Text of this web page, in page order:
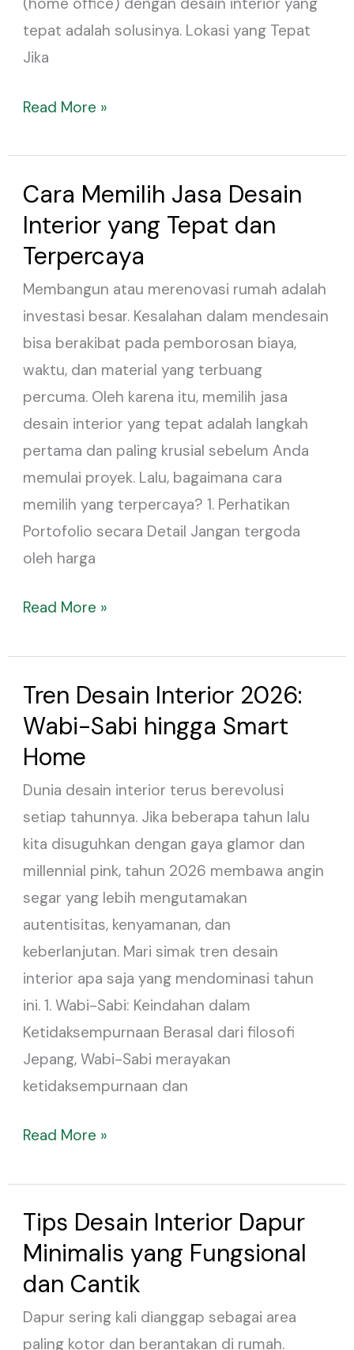
tepat adalah solusinya. Lokasi yang Tepat
Jika
Read More »
Cara Memilih Jasa Desain
Interior yang Tepat dan
Terpercaya
Membangun atau merenovasi rumah adalah
investasi besar. Kesalahan dalam mendesain
bisa berakibat pada pemborosan biaya,
waktu, dan material yang terbuang
percuma. Oleh karena itu, memilih jasa
desain interior yang tepat adalah langkah
pertama dan paling krusial sebelum Anda
memulai proyek. Lalu, bagaimana cara
memilih yang terpercaya? 1. Perhatikan
Portofolio secara Detail Jangan tergoda
oleh harga
Cara
Memilih
Jasa
Desain
Interior
yang
Tepat
dan
Terpercaya
Read More »
Tren Desain Interior 2026:
Wabi-Sabi hingga Smart
Home
Dunia desain interior terus berevolusi
setiap tahunnya. Jika beberapa tahun lalu
kita disuguhkan dengan gaya glamor dan
millennial pink, tahun 2026 membawa angin
segar yang lebih mengutamakan
autentisitas, kenyamanan, dan
keberlanjutan. Mari simak tren desain
interior apa saja yang mendominasi tahun
ini. 1. Wabi-Sabi: Keindahan dalam
Ketidaksempurnaan Berasal dari filosofi
Jepang, Wabi-Sabi merayakan
ketidaksempurnaan dan
Tren
Desain
Interior
Wabi-
Sabi
hingga
Smart
Home
Read More »
Tips Desain Interior Dapur
Minimalis yang Fungsional
dan Cantik
Dapur sering kali dianggap sebagai area
paling kotor dan berantakan di rumah.
Tips
Desain
Interior
Minimalis